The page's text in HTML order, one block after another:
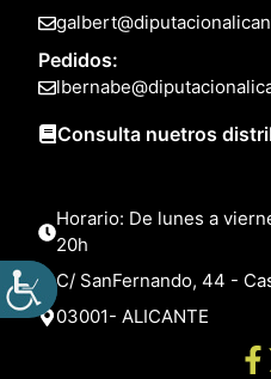
Pedidos:
Consulta nuetros
Horario: De lunes a
20h
C/ SanFernando, 44 -
03001- ALICANTE